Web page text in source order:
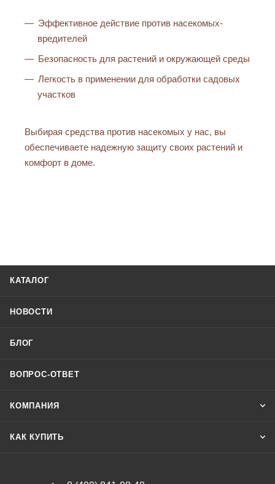
Эффективное действие против насекомых-
вредителей
Безопасность для растений и окружающей среды
Легкость в применении для обработки садовых
участков
Выбирая средства против насекомых у нас, вы
обеспечиваете надежную защиту своих растений и
комфорт в доме.
КАТАЛОГ
НОВОСТИ
БЛОГ
ВОПРОС-ОТВЕТ
КОМПАНИЯ
КАК КУПИТЬ